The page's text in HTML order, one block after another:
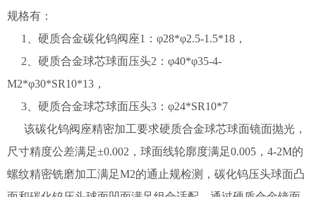
规格有：
1、硬质合金碳化钨阀座1：φ28*φ2.5-1.5*18，
2、硬质合金球芯球面压头2：φ40*φ35-4-
M2*φ30*SR10*13，
3、硬质合金球芯球面压头3：φ24*SR10*7
该碳化钨阀座精密加工要求硬质合金球芯球面镜面抛光，
尺寸精度公差满足±0.002，球面线轮廓度满足0.005，4-2M的
螺纹精密铣磨加工满足M2的通止规检测，碳化钨压头球面凸